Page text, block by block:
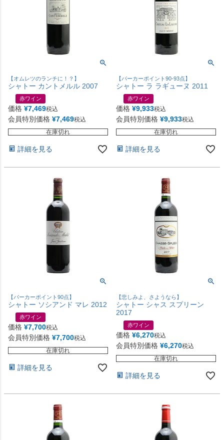
【オムレツのランチに！？】
シャトー カントメルル 2007
赤ワイン
価格 ¥7,469税込
会員特別価格 ¥7,469税込
在庫切れ
詳細を見る
【パーカーポイント90-93点】
シャトー ラ ラギューヌ 2011
赤ワイン
価格 ¥9,933税込
会員特別価格 ¥9,933税込
在庫切れ
詳細を見る
【パーカーポイント90点】
シャトー ソシアンド マレ 2012
赤ワイン
価格 ¥7,700税込
会員特別価格 ¥7,700税込
在庫切れ
詳細を見る
【悲しみよ、さようなら】
シャトー シャス スプリーン
2017
赤ワイン
価格 ¥6,270税込
会員特別価格 ¥6,270税込
在庫切れ
詳細を見る